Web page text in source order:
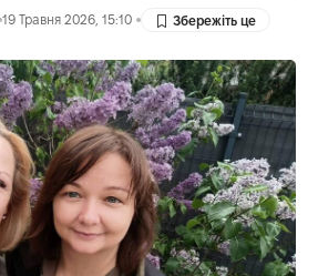
19 Травня 2026, 15:10